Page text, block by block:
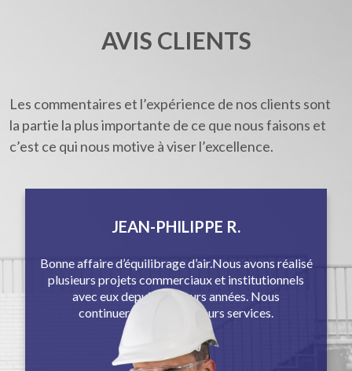
AVIS CLIENTS
Les commentaires et l’expérience de nos clients sont
la partie la plus importante de ce que nous faisons et
c’est ce qui nous motive à viser l’excellence.
JEAN-PHILIPPE R.
Bonne affaire d’équilibrage d’air.Nous avons réalisé
plusieurs projets commerciaux et institutionnels
avec eux depuis plusieurs années. Nous
continuerons à utiliser leurs services.